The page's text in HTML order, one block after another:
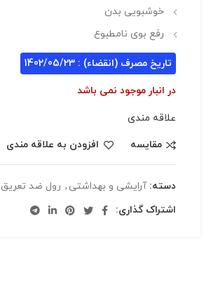
خوشبویی بدن
رفع بوی نامطبوع
تاریخ مصرف (انقضاء) : 1402/05/23
در انبار موجود نمی باشد
علاقه مندی
مقایسه
افزودن به علاقه مندی
دسته: آرایشی و بهداشتی , رول ضد تعریق
اشتراک گذاری: